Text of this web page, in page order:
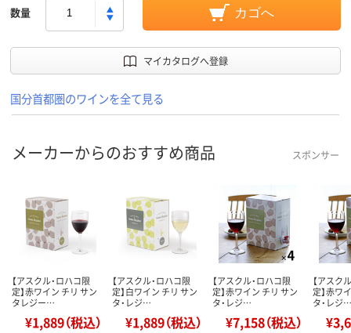
数量 カゴへ
マイカタログへ登録
国分首都圏のワインを全て見る
メーカーからのおすすめ商品 スポンサー
【アスクル・ロハコ限
定】赤ワイン チリ サン
タレジー…
¥1,889（税込）
【アスクル・ロハコ限
定】白ワイン チリ サン
タ・レジ…
¥1,889（税込）
【アスクル・ロハコ限
定】赤ワイン チリ サン
タ・レジ…
¥7,158（税込）
【アスク
定】赤ワ
タ・レジ…